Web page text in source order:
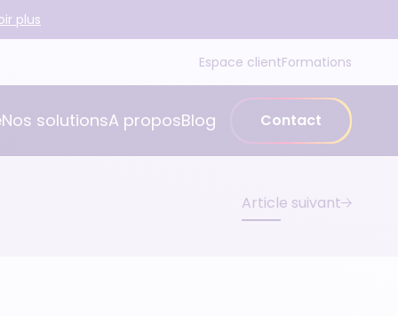
plus
Espace clientFormations
Nos solutionsA proposBlog Contact
Article suivant